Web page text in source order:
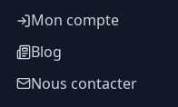
Mon compte
Blog
Nous contacter